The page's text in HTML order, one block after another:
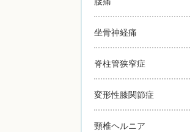
坐骨神経痛
脊柱管狭窄症
変形性膝関節症
頸椎ヘルニア